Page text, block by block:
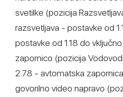
svetilke (pozicija
razsvetljava - postavke od
postavke od 1.18 do
zapornico (pozicija
2.78 - avtomatska
govorilno video napravo